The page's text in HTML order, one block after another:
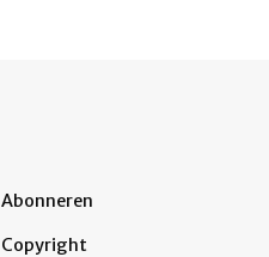
Abonneren
Copyright